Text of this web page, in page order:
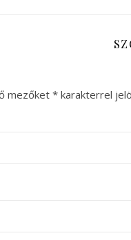
mezőket * karakterrel